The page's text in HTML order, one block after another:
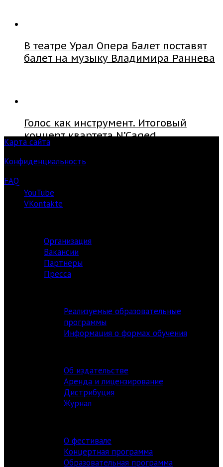
В театре Урал Опера Балет поставят
балет на музыку Владимира Раннева
Голос как инструмент. Итоговый
концерт квартета N’Caged
Карта сайта
Конфиденциальность
FAQ
YouTube
VKontakte
Организация
Вакансии
Партнёры
Пресса
Реализуемые образовательные
программы
Информация о формах обучения
Об издательстве
Аренда и лицензирование
Дистрибуция
Журнал
О фестивале
Концертная программа
Образовательная программа